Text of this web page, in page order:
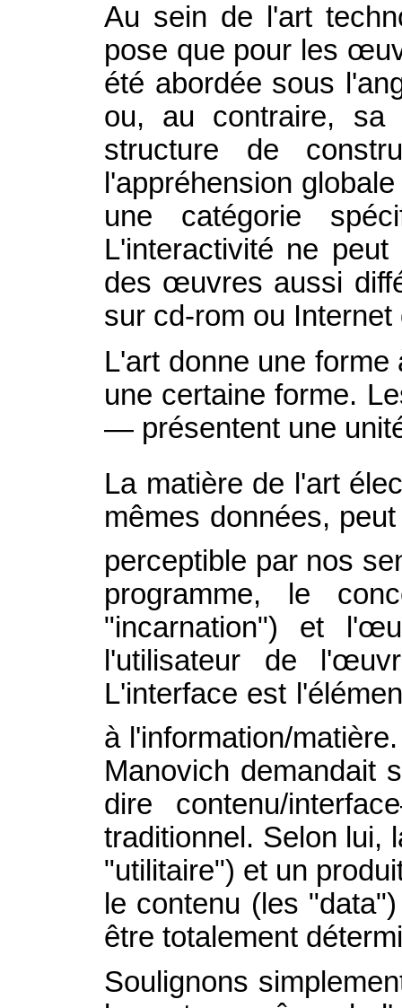
Au sein de l'art
pose que pour les
été abordée sous
ou, au contraire, sa
structure de
l'appréhension
une catégorie
L'interactivité ne
des œuvres aussi
sur cd-rom ou
L'art donne une
une certaine forme.
— présentent une
La matière de l'art
mêmes données,
perceptible par nos
programme, le
"incarnation") et
l'utilisateur de
L'interface est
à l'information/
Manovich demandait
dire contenu/
traditionnel. Selon lui,
"utilitaire") et un
le contenu (les
être totalement
Soulignons